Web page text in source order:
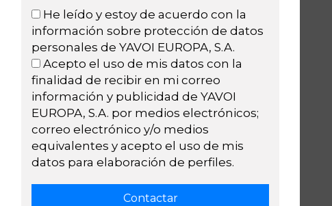
He leído y estoy de acuerdo con la
información sobre protección de datos
personales de YAVOI EUROPA, S.A.
Acepto el uso de mis datos con la
finalidad de recibir en mi correo
información y publicidad de YAVOI
EUROPA, S.A. por medios electrónicos;
correo electrónico y/o medios
equivalentes y acepto el uso de mis
datos para elaboración de perfiles.